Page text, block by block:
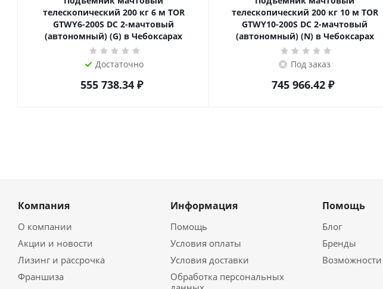
телескопический 200 кг 6 м TOR
GTWY6-200S DC 2-мачтовый
(автономный) (G) в Чебоксарах
Достаточно
555 738.34₽
телескопический 200 кг 10 м TOR
GTWY10-200S DC 2-мачтовый
(автономный) (N) в Чебоксарах
Под заказ
745 966.42₽
Компания
О компании
Акции и новости
Лизинг и рассрочка
Франшиза
Информация
Помощь
Условия оплаты
Условия доставки
Обработка персональных
Помощь
Блог
Бренды
Возможности